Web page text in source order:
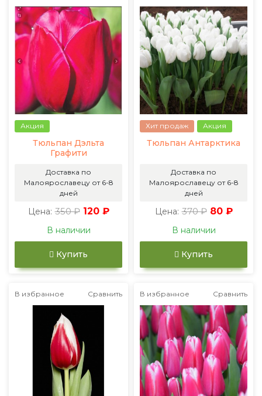
Акция
Тюльпан Дэльта
Графити
Доставка по
Малоярославецу от 6-8
дней
Цена: 350 ₽ 120 ₽
В наличии
Купить
Хит продаж Акция
Тюльпан Антарктика
Доставка по
Малоярославецу от 6-8
дней
Цена: 370 ₽ 80 ₽
В наличии
Купить
В избранное Сравнить В избранное Сравнить